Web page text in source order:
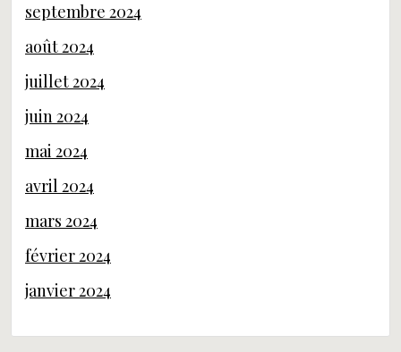
septembre 2024
août 2024
juillet 2024
juin 2024
mai 2024
avril 2024
mars 2024
février 2024
janvier 2024